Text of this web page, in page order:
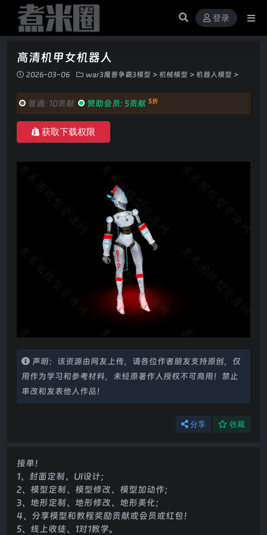
登录
高清机甲女机器人
2026-03-06 war3魔兽争霸3模型 > 机械模型 > 机器人模型 >
普通: 10贡献 赞助会员: 5贡献 5折
获取下载权限
声明：该资源由网友上传，请各位作者朋友支持原创，仅
用作为学习和参考材料，未经原著作人授权不可商用！禁止
串改和发表他人作品！
分享 收藏
接单！
1、封面定制、UI设计；
2、模型定制、模型修改、模型加动作；
3、地形定制、地形修改、地形美化；
4、分享模型和教程奖励贡献或会员或红包！
5、线上收徒、1对1教学。